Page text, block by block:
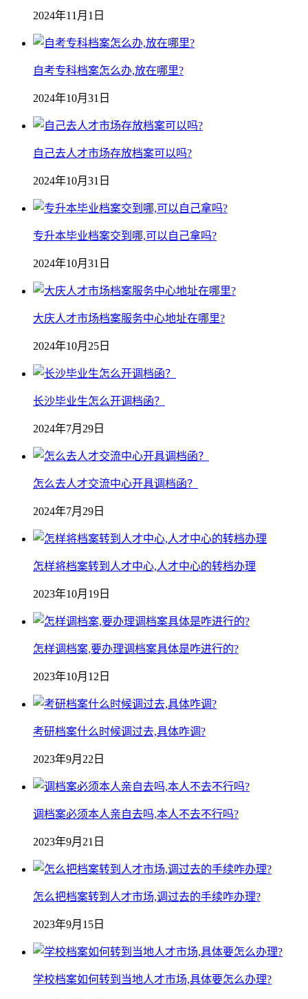
2024年11月1日
自考专科档案怎么办,放在哪里?
2024年10月31日
自己去人才市场存放档案可以吗?
2024年10月31日
专升本毕业档案交到哪,可以自己拿吗?
2024年10月31日
大庆人才市场档案服务中心地址在哪里?
2024年10月25日
长沙毕业生怎么开调档函？
2024年7月29日
怎么去人才交流中心开具调档函？
2024年7月29日
怎样将档案转到人才中心,人才中心的转档办理
2023年10月19日
怎样调档案,要办理调档案具体是咋进行的?
2023年10月12日
考研档案什么时候调过去,具体咋调?
2023年9月22日
调档案必须本人亲自去吗,本人不去不行吗?
2023年9月21日
怎么把档案转到人才市场,调过去的手续咋办理?
2023年9月15日
学校档案如何转到当地人才市场,具体要怎么办理?